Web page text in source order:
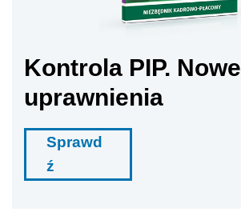
Kontrola PIP. Nowe
uprawnienia
Sprawd
ź